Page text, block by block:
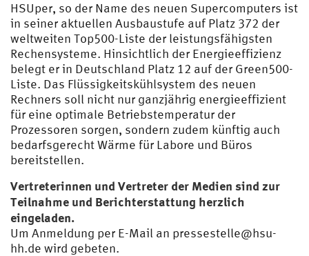
HSUper, so der Name des neuen Supercomputers ist
in seiner aktuellen Ausbaustufe auf Platz 372 der
weltweiten Top500-Liste der leistungsfähigsten
Rechensysteme. Hinsichtlich der Energieeffizienz
belegt er in Deutschland Platz 12 auf der Green500-
Liste. Das Flüssigkeitskühlsystem des neuen
Rechners soll nicht nur ganzjährig energieeffizient
für eine optimale Betriebstemperatur der
Prozessoren sorgen, sondern zudem künftig auch
bedarfsgerecht Wärme für Labore und Büros
bereitstellen.
Vertreterinnen und Vertreter der Medien sind zur
Teilnahme und Berichterstattung herzlich
eingeladen.
Um Anmeldung per E-Mail an pressestelle@hsu-
hh.de wird gebeten.